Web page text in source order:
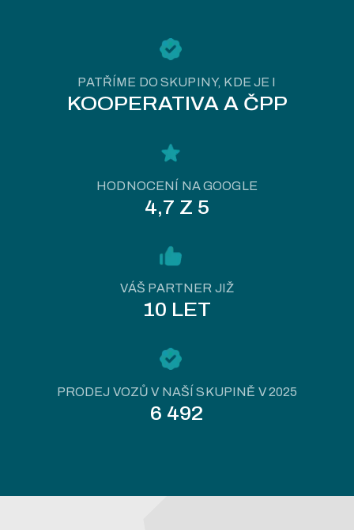
PATŘÍME DO SKUPINY, KDE JE I
KOOPERATIVA A ČPP
HODNOCENÍ NA GOOGLE
4,7 Z 5
VÁŠ PARTNER JIŽ
10 LET
PRODEJ VOZŮ V NAŠÍ SKUPINĚ V 2025
6 492